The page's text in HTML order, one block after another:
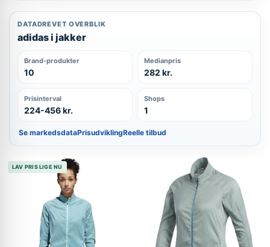
DATADREVET OVERBLIK
adidas i jakker
Brand-produkter
10
Medianpris
282 kr.
Prisinterval
224-456 kr.
Shops
1
Se markedsdataPrisudviklingReelle tilbud
LAV PRIS LIGE NU